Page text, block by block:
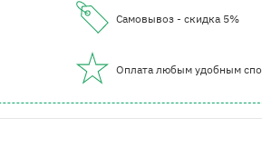
Самовывоз - скидка 5%
Оплата любым удобным